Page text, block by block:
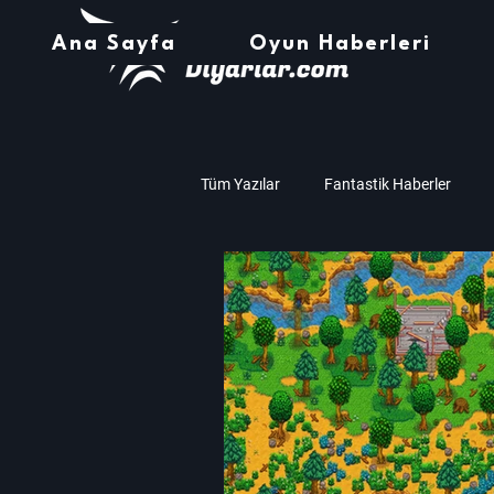
Ana Sayfa Oyun Haberleri
Tüm Yazılar Fantastik Haberler
Müzik Teknoloji Oyun
Amd Nvidia Assassin's
Zaman Çarkı Haberleri